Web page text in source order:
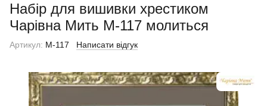
Набір для вишивки хрестиком
Чарівна Мить М-117 молиться
Артикул: М-117 Написати відгук